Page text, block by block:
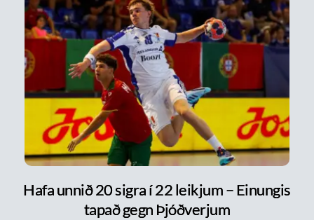
Hafa unnið 20 sigra í 22 leikjum – Einungis
tapað gegn Þjóðverjum